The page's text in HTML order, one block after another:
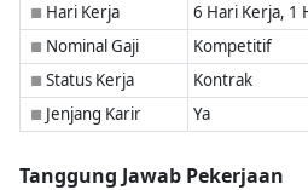
■ Hari Kerja 6 Hari Kerja, 1
■ Nominal Gaji Kompetitif
■ Status Kerja Kontrak
■ Jenjang Karir Ya
Tanggung Jawab Pekerjaan